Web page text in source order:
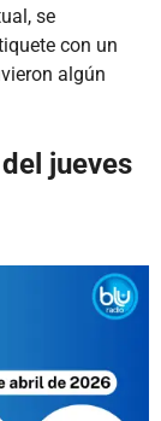
se
con un
algún
jueves